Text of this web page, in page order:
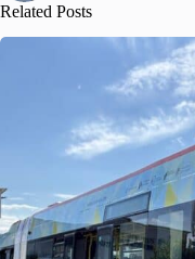
Related Posts